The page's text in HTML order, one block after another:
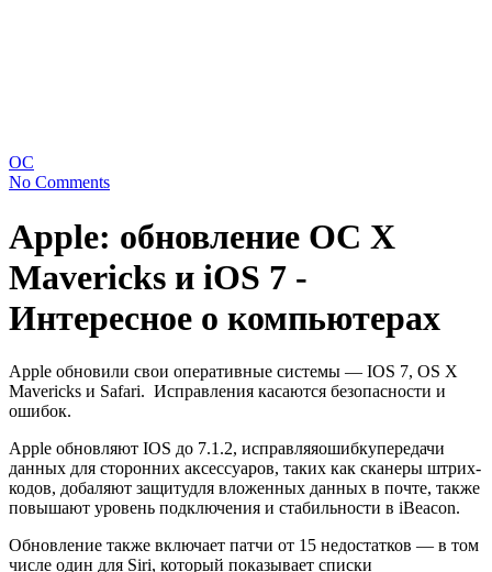
ОС
No Comments
Apple: обновление OС X
Mavericks и iOS 7 -
Интересное о компьютерах
Apple обновили свои оперативные системы — IOS 7, OS X
Mavericks и Safari. Исправления касаются безопасности и
ошибок.
Apple обновляют IOS до 7.1.2, исправляяошибкупередачи
данных для сторонних аксессуаров, таких как сканеры штрих-
кодов, добаляют защитудля вложенных данных в почте, также
повышают уровень подключения и стабильности в iBeacon.
Обновление также включает патчи от 15 недостатков — в том
числе один для Siri, который показывает списки